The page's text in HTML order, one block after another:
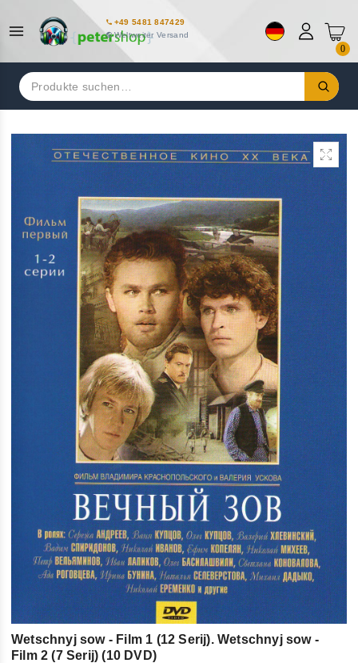
+49 5481 847429
Weltweiter Versand
0
Suchen
nach:
Wetschnyj sow - Film 1 (12 Serij). Wetschnyj sow -
Film 2 (7 Serij) (10 DVD)